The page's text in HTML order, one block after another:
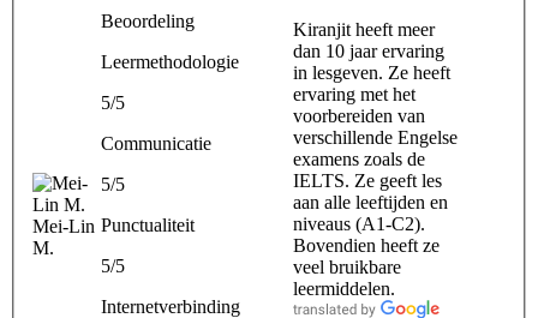
Mei-Lin
M.
Beoordeling
Leermethodologie
5/5
Communicatie
5/5
Punctualiteit
5/5
Internetverbinding
Kiranjit heeft meer
dan 10 jaar ervaring
in lesgeven. Ze heeft
ervaring met het
voorbereiden van
verschillende Engelse
examens zoals de
IELTS. Ze geeft les
aan alle leeftijden en
niveaus (A1-C2).
Bovendien heeft ze
veel bruikbare
leermiddelen.